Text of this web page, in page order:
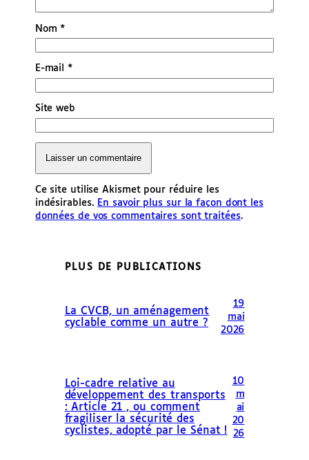
Nom*
E-mail*
Site web
Ce site utilise Akismet pour réduire les
indésirables. En savoir plus sur la façon dont les
données de vos commentaires sont traitées.
PLUS DE PUBLICATIONS
La CVCB, un aménagement
cyclable comme un autre ?
19
mai
2026
Loi-cadre relative au
développement des transports
: Article 21 , ou comment
fragiliser la sécurité des
cyclistes, adopté par le Sénat !
10
m
ai
20
26